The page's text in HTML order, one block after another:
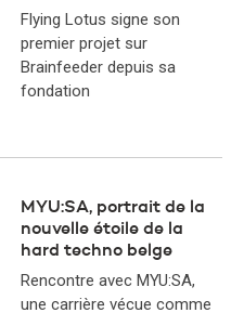
Flying Lotus signe son
premier projet sur
Brainfeeder depuis sa
fondation
MYU:SA, portrait de la
nouvelle étoile de la
hard techno belge
Rencontre avec MYU:SA,
une carrière vécue comme